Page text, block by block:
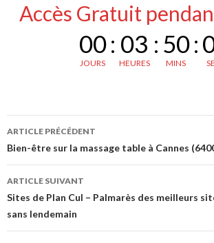
Accès Gratuit
00
JOURS
: 03
HEURES
: 50
MINS
:
Navigation
des
articles
ARTICLE PRÉCÉDENT
Bien-être sur la massage table à Cannes
ARTICLE SUIVANT
Sites de Plan Cul – Palmarès des meilleurs
sans lendemain